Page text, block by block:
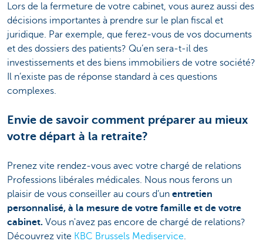
Lors de la fermeture de votre cabinet, vous aurez aussi des
décisions importantes à prendre sur le plan fiscal et
juridique. Par exemple, que ferez-vous de vos documents
et des dossiers des patients? Qu’en sera-t-il des
investissements et des biens immobiliers de votre société?
Il n’existe pas de réponse standard à ces questions
complexes.
Envie de savoir comment préparer au mieux
votre départ à la retraite?
Prenez vite rendez-vous avec votre chargé de relations
Professions libérales médicales. Nous nous ferons un
plaisir de vous conseiller au cours d’un entretien
personnalisé, à la mesure de votre famille et de votre
cabinet. Vous n'avez pas encore de chargé de relations?
Découvrez vite KBC Brussels Mediservice